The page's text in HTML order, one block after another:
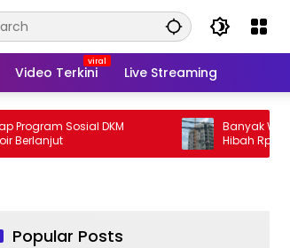
Video Terkini Live Streaming
DKM
Banyak Warga Susah,
Hibah Rp35 M
Popular Posts